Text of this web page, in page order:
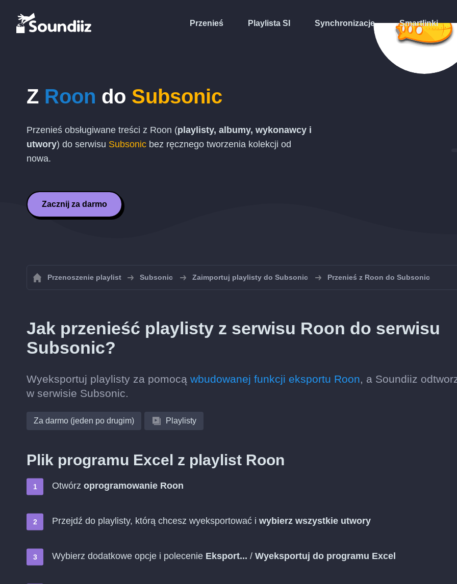
Przenieś Playlista SI Synchronizacje Smartlinki
Z Roon do Subsonic
Przenieś obsługiwane treści z Roon (playlisty, albumy, wykonawcy i
utwory) do serwisu Subsonic bez ręcznego tworzenia kolekcji od
nowa.
Zacznij za darmo
Przenoszenie playlist Subsonic Zaimportuj playlisty do Subsonic Przenieś z Roon do Subsonic
Jak przenieść playlisty z serwisu Roon do serwisu
Subsonic?
Wyeksportuj playlisty za pomocą wbudowanej funkcji eksportu Roon, a Soundiiz
w serwisie Subsonic.
Za darmo (jeden po drugim) Playlisty
Plik programu Excel z playlist Roon
Otwórz oprogramowanie Roon
Przejdź do playlisty, którą chcesz wyeksportować i wybierz wszystkie utwory
Wybierz dodatkowe opcje i polecenie Eksport... / Wyeksportuj do programu Excel